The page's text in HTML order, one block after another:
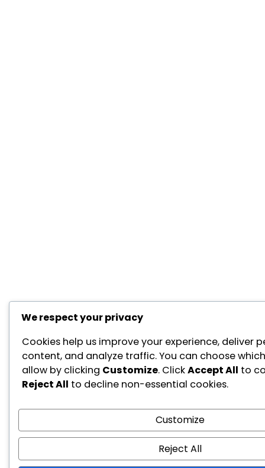
We respect your privacy
Cookies help us improve your experience, deliver
content, and analyze traffic. You can choose
allow by clicking Customize. ClickAccept All to
Reject All to decline non-essential cookies.
Customize
Reject All